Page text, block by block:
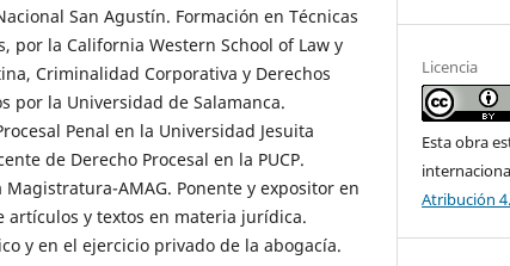
San Agustín. Formación en Técnicas
por la California Western School of Law y
Criminalidad Corporativa y Derechos
por la Universidad de Salamanca.
Penal en la Universidad Jesuita
de Derecho Procesal en la PUCP.
AMAG. Ponente y expositor en
artículos y textos en materia jurídica.
y en el ejercicio privado de la abogacía.
Licencia
Esta obra
Atribución